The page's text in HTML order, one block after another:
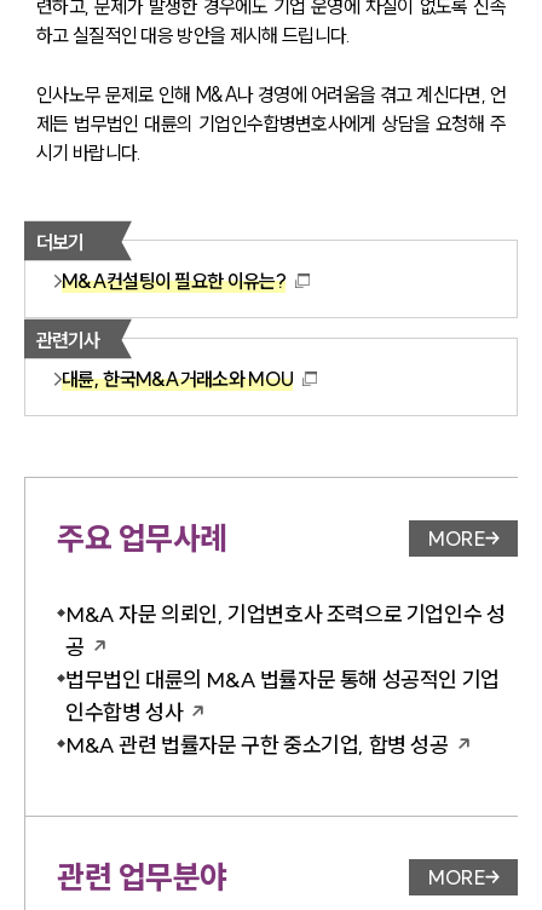
련하고, 문제가 발생한 경우에도 기업 운영에 차질이 없도록 신속
하고 실질적인 대응 방안을 제시해 드립니다.
인사노무 문제로 인해 M&A나 경영에 어려움을 겪고 계신다면, 언
제든 법무법인 대륜의 기업인수합병변호사에게 상담을 요청해 주
시기 바랍니다.
더보기
M&A컨설팅이 필요한 이유는?
관련기사
대륜, 한국M&A거래소와 MOU
주요 업무사례 업무사례
MORE
M&A 자문 의뢰인, 기업변호사 조력으로 기업인수 성
공
법무법인 대륜의 M&A 법률자문 통해 성공적인 기업
인수합병 성사
M&A 관련 법률자문 구한 중소기업, 합병 성공
관련 업무분야 업무분야
MORE